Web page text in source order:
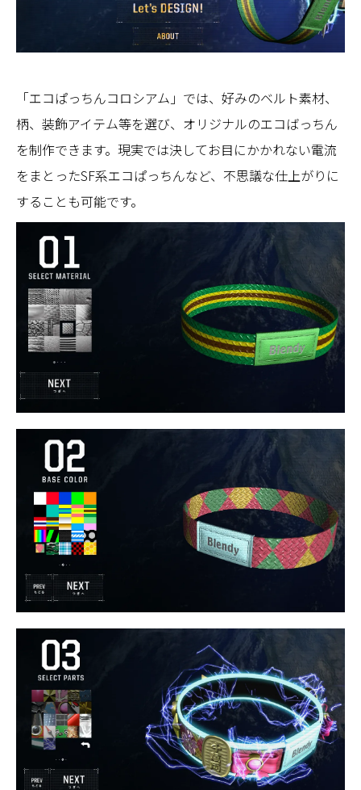
「エコぱっちんコロシアム」では、好みのベルト素材、
柄、装飾アイテム等を選び、オリジナルのエコばっちん
を制作できます。現実では決してお目にかかれない電流
をまとったSF系エコぱっちんなど、不思議な仕上がりに
することも可能です。